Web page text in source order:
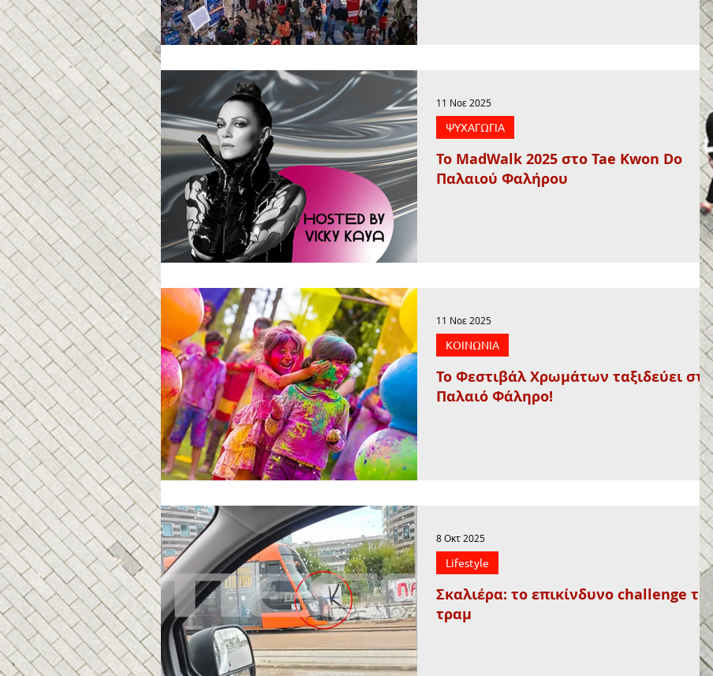
Το MadWalk 2025 στο Tae Kwon Do
Παλαιού Φαλήρου
ΨΥΧΑΓΩΓΙΑ
11 Νοε 2025
Το Φεστιβάλ Χρωμάτων ταξιδεύει στο
Παλαιό Φάληρο!
ΚΟΙΝΩΝΙΑ
11 Νοε 2025
Σκαλιέρα: το επικίνδυνο challenge του
τραμ
Lifestyle
8 Οκτ 2025